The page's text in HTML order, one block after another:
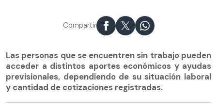
Compartir
Las personas que se encuentren sin trabajo pueden
acceder a distintos aportes económicos y ayudas
previsionales, dependiendo de su situación laboral
y cantidad de cotizaciones registradas.